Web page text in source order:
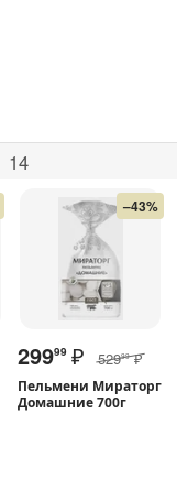
14
–43%
29999 ₽ 52999 ₽
Пельмени Мираторг
Домашние 700г